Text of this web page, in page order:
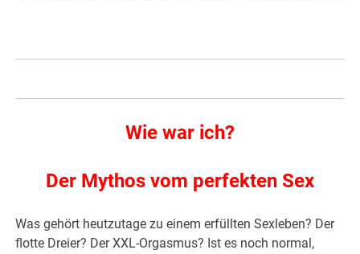
Wie war ich?
Der Mythos vom perfekten Sex
Was gehört heutzutage zu einem erfüllten Sexleben? Der
flotte Dreier? Der XXL-Orgasmus? Ist es noch normal,